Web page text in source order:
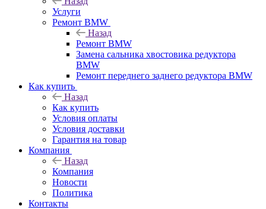
Услуги
Ремонт BMW
Назад
Ремонт BMW
Замена сальника хвостовика редуктора
BMW
Ремонт переднего заднего редуктора BMW
Как купить
Назад
Как купить
Условия оплаты
Условия доставки
Гарантия на товар
Компания
Назад
Компания
Новости
Политика
Контакты